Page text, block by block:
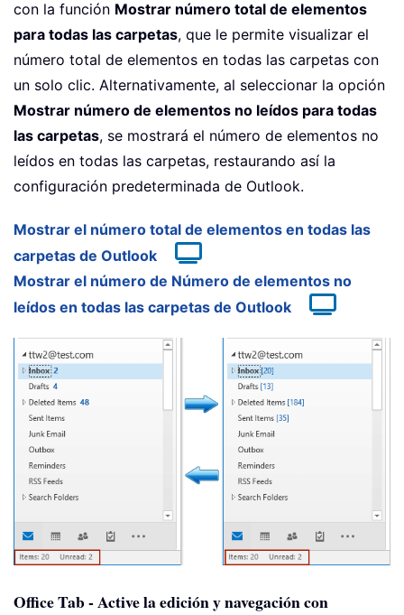
con la función Mostrar número total de elementos
para todas las carpetas, que le permite visualizar el
número total de elementos en todas las carpetas con
un solo clic. Alternativamente, al seleccionar la opción
Mostrar número de elementos no leídos para todas
las carpetas, se mostrará el número de elementos no
leídos en todas las carpetas, restaurando así la
configuración predeterminada de Outlook.
Mostrar el número total de elementos en todas las
carpetas de Outlook
Mostrar el número de Número de elementos no
leídos en todas las carpetas de Outlook
Office Tab - Active la edición y navegación con